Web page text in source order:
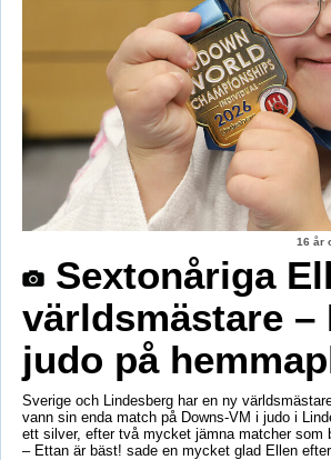
16 år
Sextonåriga
världsmästare –
judo på
Sverige och Lindesberg har en ny
vann sin enda match på Downs-VM i judo i
ett silver, efter två mycket jämna matcher som
– Ettan är bäst! sade en mycket glad Ellen